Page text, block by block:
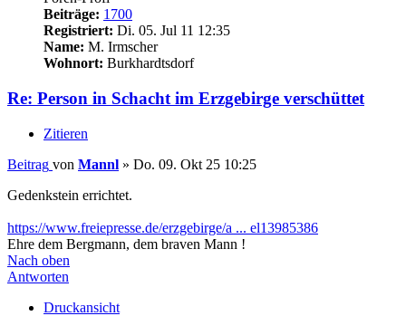
Beiträge: 1700
Registriert: Di. 05. Jul 11 12:35
Name: M. Irmscher
Wohnort: Burkhardtsdorf
Re: Person in Schacht im Erzgebirge verschüttet
Zitieren
Beitrag von Mannl » Do. 09. Okt 25 10:25
Gedenkstein errichtet.
https://www.freiepresse.de/erzgebirge/a ... el13985386
Ehre dem Bergmann, dem braven Mann !
Nach oben
Antworten
Druckansicht